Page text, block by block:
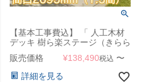
【基本工事費込】 「 人工木材
デッキ 樹ら楽ステージ（きらら
ステージ） デッキ本体 間口
2695mm（1.5間） 」 【滋賀・
京都・大阪のみ対応可能】
販売価格 ¥138,490税込 〜
詳細を見る